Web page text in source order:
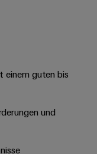
einem guten bis
und